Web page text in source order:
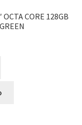
CORE 128GB